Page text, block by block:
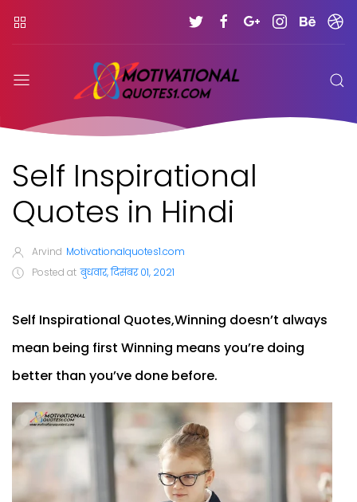
Self Inspirational
Quotes in Hindi
Arvind Motivationalquotes1.com
Posted at बुधवार, दिसंबर 01, 2021
Self Inspirational Quotes,Winning doesn’t always
mean being first Winning means you’re doing
better than you’ve done before.